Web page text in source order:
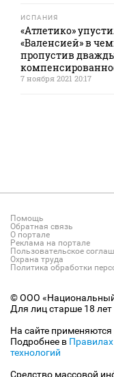
ИСПАНИЯ
«Атлетико»
«Валенсией» в
пропустив
7 ноября 2021 20:17
Помощь
Обратная связь
О портале
Реклама на портале
Пользовательское
Охрана труда
Политика обработки
© ООО «Национальный
Для лиц старше 18 лет
На сайте
Подробнее в
технологий
Средство массовой